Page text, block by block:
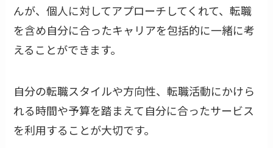
んが、個人に対してアプローチしてくれて、転職
を含め自分に合ったキャリアを包括的に一緒に考
えることができます。
自分の転職スタイルや方向性、転職活動にかけら
れる時間や予算を踏まえて自分に合ったサービス
を利用することが大切です。